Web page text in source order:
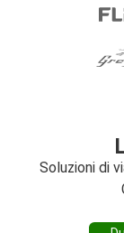
Soluzioni di